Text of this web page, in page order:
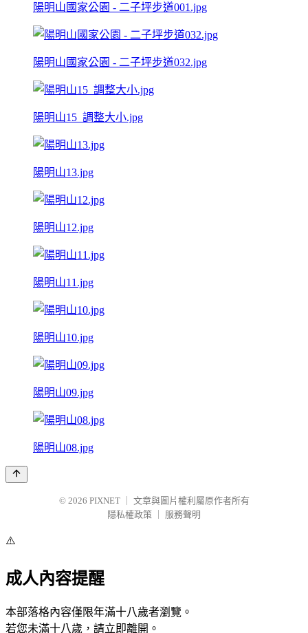
陽明山國家公園 - 二子坪步道001.jpg
陽明山國家公園 - 二子坪步道032.jpg
陽明山15_調整大小.jpg
陽明山13.jpg
陽明山12.jpg
陽明山11.jpg
陽明山10.jpg
陽明山09.jpg
陽明山08.jpg
© 2026 PIXNET
文章與圖片權利屬原作者所有
隱私權政策
服務聲明
⚠️
成人內容提醒
本部落格內容僅限年滿十八歲者瀏覽。
若您未滿十八歲，請立即離開。